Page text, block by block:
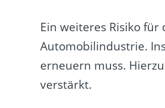
Ein weiteres Risiko
Automobilindustrie.
erneuern muss.
verstärkt.